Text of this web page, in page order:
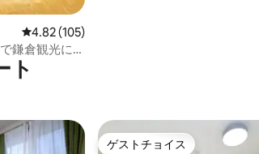
レビュー105件、5つ星中4.82つ星の平均評価
4.82 (105)
鎌倉観光にも
た160㎡の大
ト
ゲストチョイス